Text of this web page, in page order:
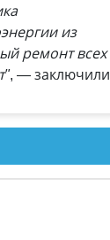
из
ремонт всех
, — заключили